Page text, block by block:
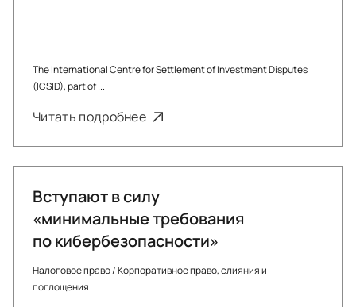
The International Centre for Settlement of Investment Disputes
(ICSID), part of ...
Читать подробнее
Вступают в силу
«минимальные требования
по кибербезопасности»
Налоговое право/Корпоративное право, слияния и
поглощения